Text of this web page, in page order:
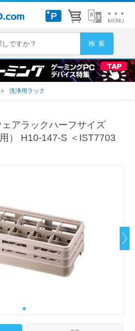
＞ 洗浄用ラック
アラックハーフサイズ
） H10-147-S ＜IST7703